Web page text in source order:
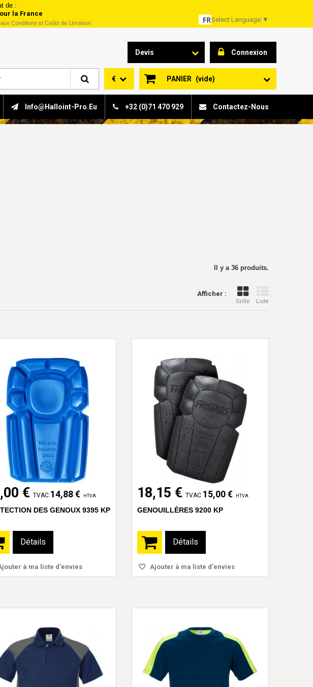
de :
la France
Conditions et Coûts de Livraison Select Language ▼
Connexion
Devis
PANIER (vide)
€
Contactez-Nous
+32 (0)71 470 929
Info@halloint-Pro.eu
Il y a 36 produits.
Afficher :
Grille Liste
€ TVAC 14,88 € HTVA
DES GENOUX 9395 KP
Détails
à ma liste d'envies
18,15 € TVAC 15,00 € HTVA
GENOUILLÈRES 9200 KP
Détails
Ajouter à ma liste d'envies